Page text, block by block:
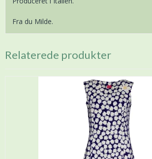
Fra du Milde.
Relaterede produkter